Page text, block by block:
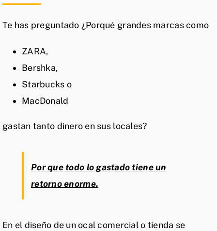
Te has preguntado ¿Porqué grandes marcas como
ZARA,
Bershka,
Starbucks o
MacDonald
gastan tanto dinero en sus locales?
Por que todo lo gastado tiene un
retorno enorme.
En el diseño de un ocal comercial o tienda se